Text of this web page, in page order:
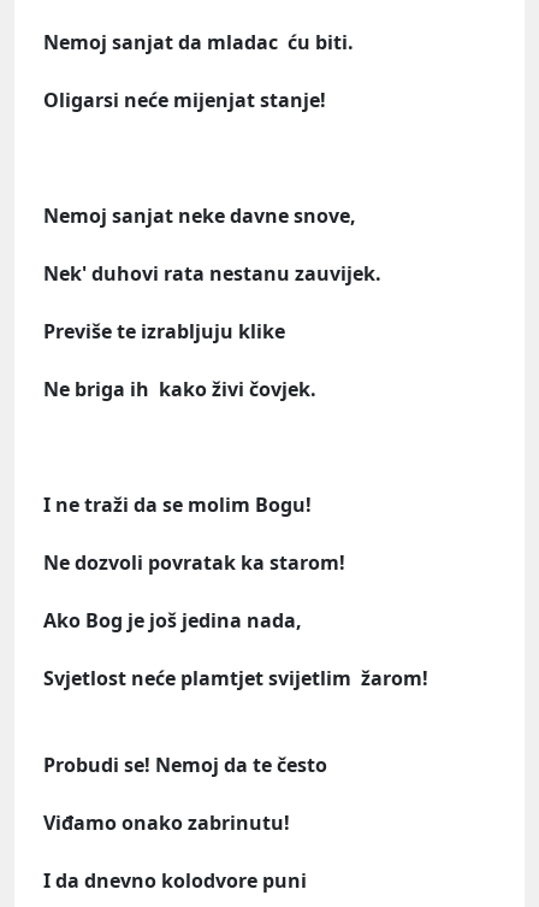
Nemoj sanjat da mladac ću biti.
Oligarsi neće mijenjat stanje!
Nemoj sanjat neke davne snove,
Nek' duhovi rata nestanu zauvijek.
Previše te izrabljuju klike
Ne briga ih kako živi čovjek.
I ne traži da se molim Bogu!
Ne dozvoli povratak ka starom!
Ako Bog je još jedina nada,
Svjetlost neće plamtjet svijetlim žarom!
Probudi se! Nemoj da te često
Viđamo onako zabrinutu!
I da dnevno kolodvore puni